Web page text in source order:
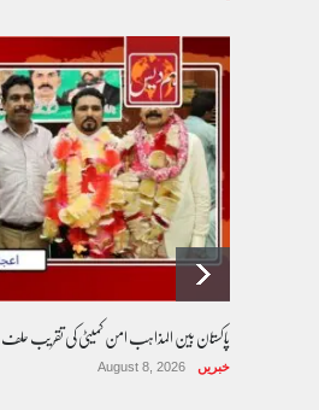
پاکستان بین المذاہب امن کمیٹی کی تقریب
خبریں August 8, 2026